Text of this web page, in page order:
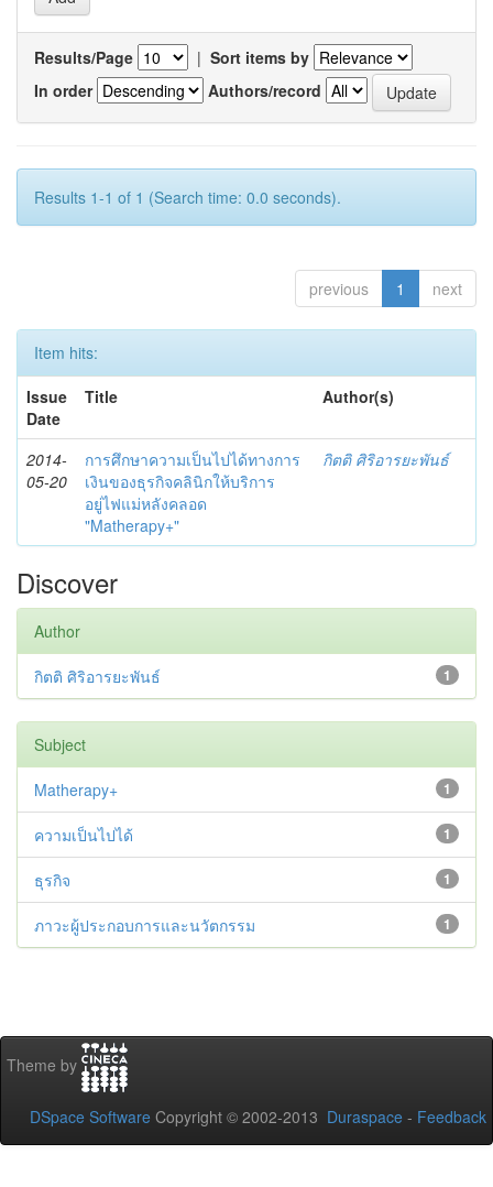
Results/Page | Sort items by
In order
Authors/record
Results 1-1 of 1 (Search time: 0.0 seconds).
previous 1 next
Item hits:
Issue
Date
Title Author(s)
2014-
05-20
การศึกษาความเป็นไปได้ทางการ
เงินของธุรกิจคลินิกให้บริการ
อยู่ไฟแม่หลังคลอด
"Matherapy+"
กิตติ ศิริอารยะพันธ์
Discover
Author
1
กิตติ ศิริอารยะพันธ์
Subject
1
Matherapy+
1
ความเป็นไปได้
1
ธุรกิจ
1
ภาวะผู้ประกอบการและนวัตกรรม
Theme by
DSpace Software Copyright © 2002-2013 Duraspace - Feedback